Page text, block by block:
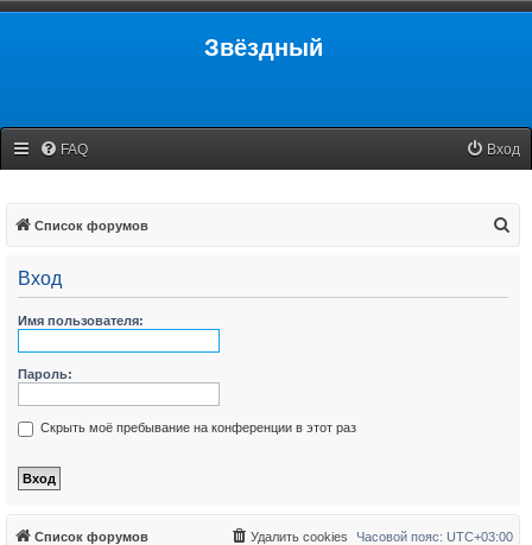
Звёздный
FAQ Вход
Список форумов
Вход
Имя пользователя:
Пароль:
Скрыть моё пребывание на конференции в этот раз
Список форумов Часовой пояс: UTC+03:00
Удалить cookies